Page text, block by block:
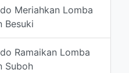
Meriahkan Lomba
Besuki
Ramaikan Lomba
Suboh